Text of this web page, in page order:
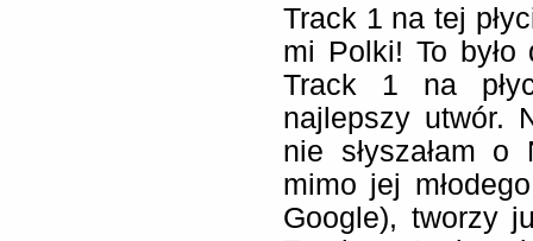
Track 1 na tej
mi Polki! To
Track 1 na
najlepszy utwór.
nie słyszałam
mimo jej
Google), tworzy